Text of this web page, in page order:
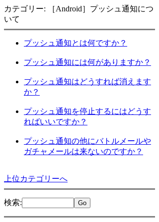
カテゴリー: ［Android］プッシュ通知につ
いて
プッシュ通知とは何ですか？
プッシュ通知には何がありますか？
プッシュ通知はどうすれば消えます
か？
プッシュ通知を停止するにはどうす
ればいいですか？
プッシュ通知の他にバトルメールや
ガチャメールは来ないのですか？
上位カテゴリーへ
検索: